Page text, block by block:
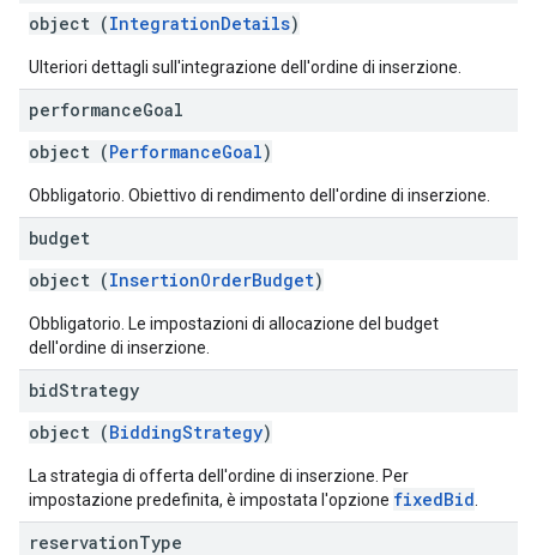
object (IntegrationDetails)
Ulteriori dettagli sull'integrazione dell'ordine di inserzione.
performanceGoal
object (PerformanceGoal)
Obbligatorio. Obiettivo di rendimento dell'ordine di inserzione.
budget
object (InsertionOrderBudget)
Obbligatorio. Le impostazioni di allocazione del budget
dell'ordine di inserzione.
bidStrategy
object (BiddingStrategy)
La strategia di offerta dell'ordine di inserzione. Per
impostazione predefinita, è impostata l'opzione fixedBid
reservationType